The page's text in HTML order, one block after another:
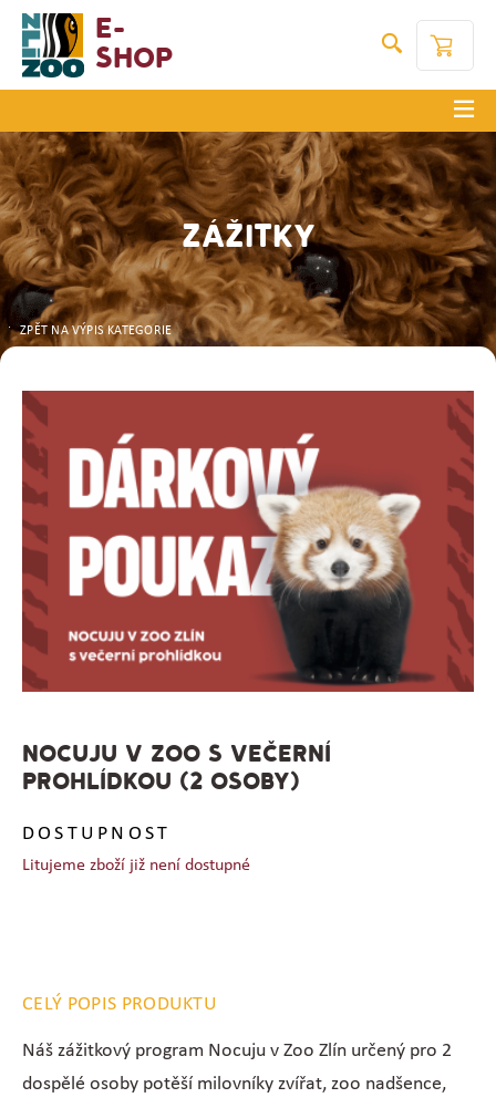
E-
Shop
ZÁŽITKY
ZPĚT NA VÝPIS KATEGORIE
NOCUJU V ZOO S VEČERNÍ
PROHLÍDKOU (2 OSOBY)
DOSTUPNOST
Litujeme zboží již není dostupné
CELÝ POPIS PRODUKTU
Náš zážitkový program Nocuju v Zoo Zlín určený pro 2
dospělé osoby potěší milovníky zvířat, zoo nadšence,